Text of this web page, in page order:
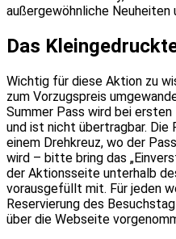
außergewöhnliche Neuheiten
Das
Wichtig für diese Aktion zu
zum Vorzugspreis
Summer Pass wird bei
und ist nicht übertragbar. Die
einem Drehkreuz, wo der
wird – bitte bring das
der Aktionsseite unterhalb
vorausgefüllt mit. Für jeden
Reservierung des
über die Webseite